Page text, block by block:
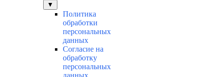
▼
Политика
обработки
персональных
данных
Согласие на
обработку
персональных